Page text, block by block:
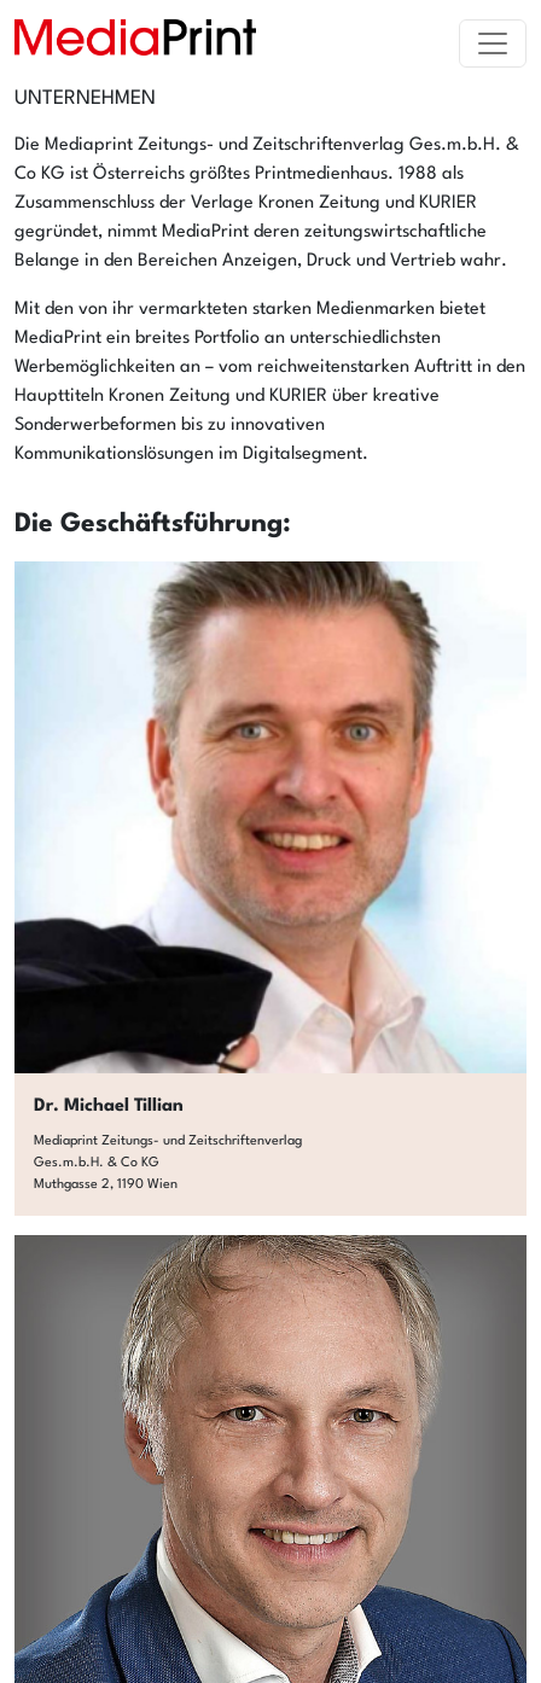
UNTERNEHMEN
Die Mediaprint Zeitungs- und Zeitschriftenverlag Ges.m.b.H. &
Co KG ist Österreichs größtes Printmedienhaus. 1988 als
Zusammenschluss der Verlage Kronen Zeitung und KURIER
gegründet, nimmt MediaPrint deren zeitungswirtschaftliche
Belange in den Bereichen Anzeigen, Druck und Vertrieb wahr.
Mit den von ihr vermarkteten starken Medienmarken bietet
MediaPrint ein breites Portfolio an unterschiedlichsten
Werbemöglichkeiten an – vom reichweitenstarken Auftritt in den
Haupttiteln Kronen Zeitung und KURIER über kreative
Sonderwerbeformen bis zu innovativen
Kommunikationslösungen im Digitalsegment.
Die Geschäftsführung:
Dr. Michael Tillian
Mediaprint Zeitungs- und Zeitschriftenverlag
Ges.m.b.H. & Co KG
Muthgasse 2, 1190 Wien